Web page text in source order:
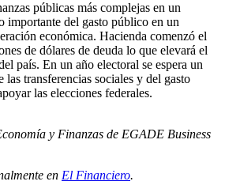
públicas más complejas en un
importante del gasto público en un
económica. Hacienda comenzó el
de dólares de deuda lo que elevará el
país. En un año electoral se espera un
las transferencias sociales y del gasto
las elecciones federales.
y Finanzas de EGADE Business
en El Financiero.